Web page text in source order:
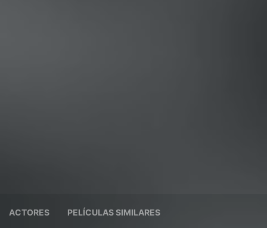
ACTORES PELÍCULAS SIMILARES